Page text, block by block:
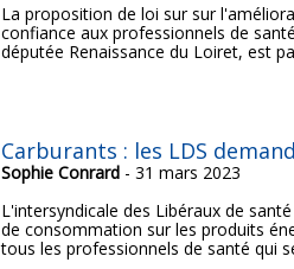
La proposition de loi sur sur
confiance aux professionnels de
députée Renaissance du Loiret, est
Carburants : les LDS
Sophie Conrard - 31 mars 2023
L'intersyndicale des Libéraux de
de consommation sur les produits
tous les professionnels de santé qui